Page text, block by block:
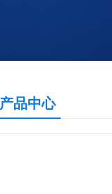
产品中心